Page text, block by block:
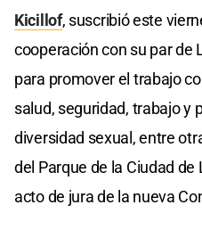
Kicillof, suscribió este
cooperación con su par de
para promover el trabajo
salud, seguridad, trabajo y
diversidad sexual, entre
del Parque de la Ciudad de
acto de jura de la nueva